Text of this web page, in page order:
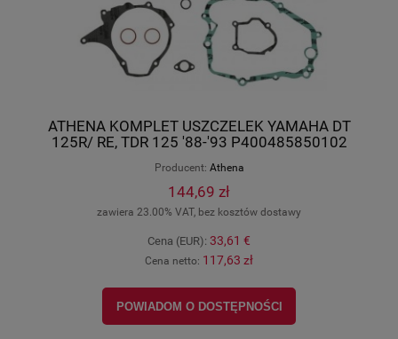
ATHENA KOMPLET USZCZELEK YAMAHA DT
125R/ RE, TDR 125 '88-'93 P400485850102
Producent: Athena
144,69 zł
zawiera 23.00% VAT, bez kosztów dostawy
Cena (EUR): 33,61 €
Cena netto: 117,63 zł
POWIADOM O DOSTĘPNOŚCI